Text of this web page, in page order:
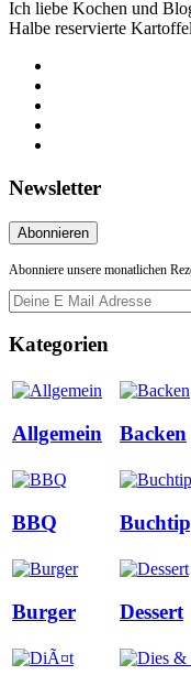
Ich liebe Kochen und
Halbe reservierte
Newsletter
Abonniere unsere monatlichen
Kategorien
Allgemein Backen
BBQ
Burger Dessert